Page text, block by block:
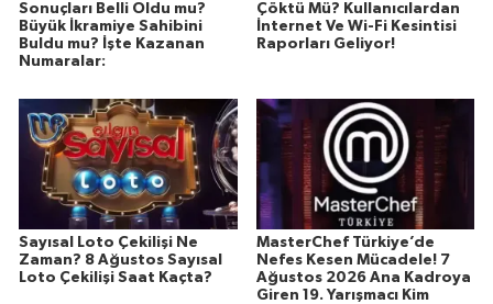
Sonuçları Belli Oldu mu?
Büyük İkramiye Sahibini
Buldu mu? İşte Kazanan
Numaralar:
Çöktü Mü? Kullanıcılardan
İnternet Ve Wi-Fi Kesintisi
Raporları Geliyor!
Sayısal Loto Çekilişi Ne
Zaman? 8 Ağustos Sayısal
Loto Çekilişi Saat Kaçta?
MasterChef Türkiye’de
Nefes Kesen Mücadele! 7
Ağustos 2026 Ana Kadroya
Giren 19. Yarışmacı Kim